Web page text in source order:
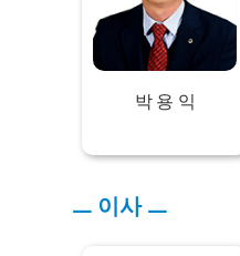
박 용 익
ㅡ 이사 ㅡ